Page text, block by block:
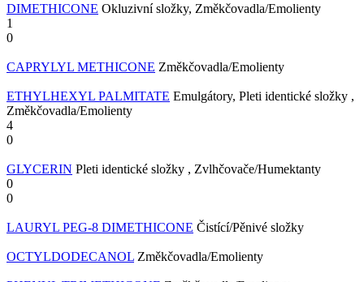
DIMETHICONE Okluzivní složky, Změkčovadla/Emolienty
1
0
CAPRYLYL METHICONE Změkčovadla/Emolienty
ETHYLHEXYL PALMITATE Emulgátory, Pleti identické složky ,
Změkčovadla/Emolienty
4
0
GLYCERIN Pleti identické složky , Zvlhčovače/Humektanty
0
0
LAURYL PEG-8 DIMETHICONE Čistící/Pěnivé složky
OCTYLDODECANOL Změkčovadla/Emolienty